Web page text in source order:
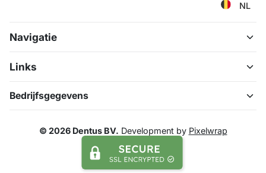
NL
Navigatie
Links
Bedrijfsgegevens
© 2026 Dentus BV. Development by Pixelwrap